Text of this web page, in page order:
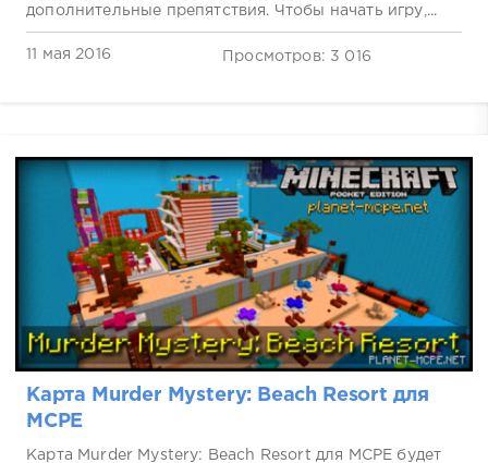
дополнительные препятствия. Чтобы начать игру,...
11 мая 2016 Просмотров: 3 016
Карта Murder Mystery: Beach Resort для
MCPE
Карта Murder Mystery: Beach Resort для MCPE будет